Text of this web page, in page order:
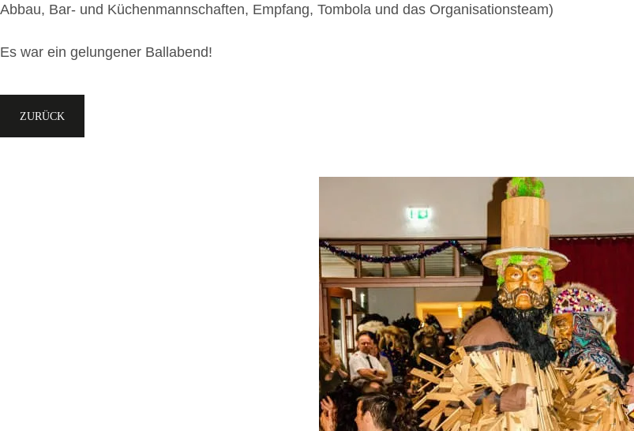
Abbau, Bar- und Küchenmannschaften, Empfang, Tombola und das Organisationsteam)
Es war ein gelungener Ballabend!
ZURÜCK